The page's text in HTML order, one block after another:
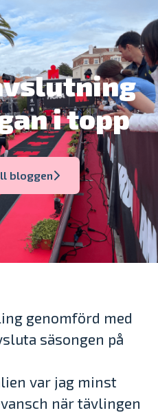
i topp
bloggen
genomförd med
säsongen på
var jag minst
när tävlingen